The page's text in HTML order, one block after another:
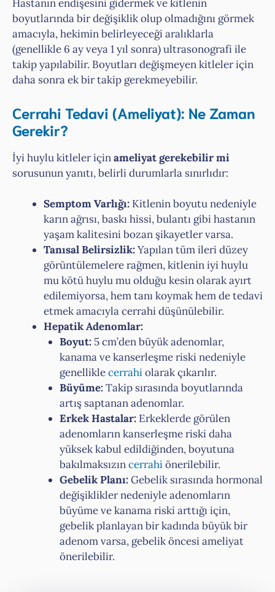
Hastanın endişesini gidermek ve kitlenin
boyutlarında bir değişiklik olup olmadığını görmek
amacıyla, hekimin belirleyeceği aralıklarla
(genellikle 6 ay veya 1 yıl sonra) ultrasonografi ile
takip yapılabilir. Boyutları değişmeyen kitleler için
daha sonra ek bir takip gerekmeyebilir.
Cerrahi Tedavi (Ameliyat): Ne Zaman
Gerekir?
İyi huylu kitleler içinameliyat gerekebilir mi
sorusunun yanıtı, belirli durumlarla sınırlıdır:
Semptom Varlığı: Kitlenin boyutu nedeniyle
karın ağrısı, baskı hissi, bulantı gibi hastanın
yaşam kalitesini bozan şikayetler varsa.
Tanısal Belirsizlik:Yapılan tüm ileri düzey
görüntülemelere rağmen, kitlenin iyi huylu
mu kötü huylu mu olduğu kesin olarak ayırt
edilemiyorsa, hem tanı koymak hem de tedavi
etmek amacıyla cerrahi düşünülebilir.
Hepatik Adenomlar:
Boyut:5 cm’den büyük adenomlar,
kanama ve kanserleşme riski nedeniyle
genelliklecerrahiolarak çıkarılır.
Büyüme:Takip sırasında boyutlarında
artış saptanan adenomlar.
Erkek Hastalar:Erkeklerde görülen
adenomların kanserleşme riski daha
yüksek kabul edildiğinden, boyutuna
bakılmaksızıncerrahiönerilebilir.
Gebelik Planı:Gebelik sırasında hormonal
değişiklikler nedeniyle adenomların
büyüme ve kanama riski arttığı için,
gebelik planlayan bir kadında büyük bir
adenom varsa, gebelik öncesi ameliyat
önerilebilir.